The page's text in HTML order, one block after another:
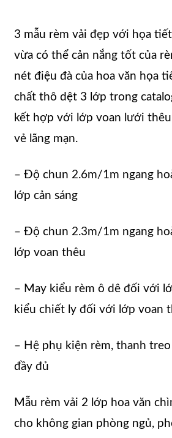
3 mẫu rèm vải đẹp với họa
vừa có thể cản nắng tốt của
nét điệu đà của hoa văn họa
chất thô dệt 3 lớp trong
kết hợp với lớp voan lưới
vẻ lãng mạn.
– Độ chun 2.6m/1m ngang
lớp cản sáng
– Độ chun 2.3m/1m ngang
lớp voan thêu
– May kiểu rèm ô dê đối với
kiểu chiết ly đối với lớp voan
– Hệ phụ kiện rèm, thanh
đầy đủ
Mẫu rèm vải 2 lớp hoa văn
cho không gian phòng ngủ,